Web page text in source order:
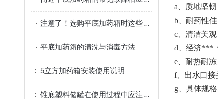
注意了！选购平底加药箱时这些关键因素要多多考虑
平底加药箱的清洗与消毒方法
5立方加药箱安装使用说明
锥底塑料储罐在使用过程中应注意事项分享
a、质地坚
b、耐药性
c、清洁美
d、经济***
e、耐热耐
f、出水口接
g、具体规